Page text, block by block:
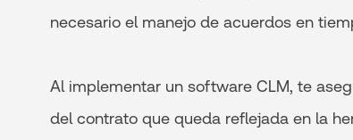
necesario el manejo de acuerdos en
Al implementar un software CLM, te
del contrato que queda reflejada en la